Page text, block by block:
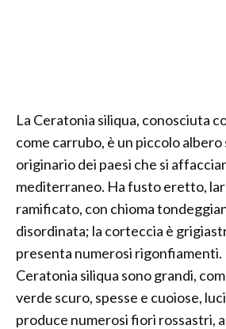
La Ceratonia siliqua, conosciuta
come carrubo, è un piccolo
originario dei paesi che si
mediterraneo. Ha fusto eretto,
ramificato, con chioma
disordinata; la corteccia è
presenta numerosi rigonfiamenti.
Ceratonia siliqua sono grandi,
verde scuro, spesse e cuoiose,
produce numerosi fiori rossastri,